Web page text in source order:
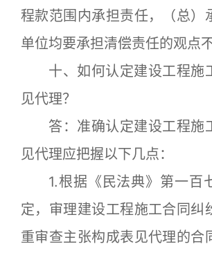
程款范围内承担责任，（总）
单位均要承担清偿责任的观点不
十、如何认定建设工程施
见代理？
答：准确认定建设工程施
见代理应把握以下几点：
1.根据《民法典》第一百
定，审理建设工程施工合同纠
重审查主张构成表见代理的合